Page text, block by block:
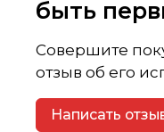
быть
Совершите
отзыв об его
Написать